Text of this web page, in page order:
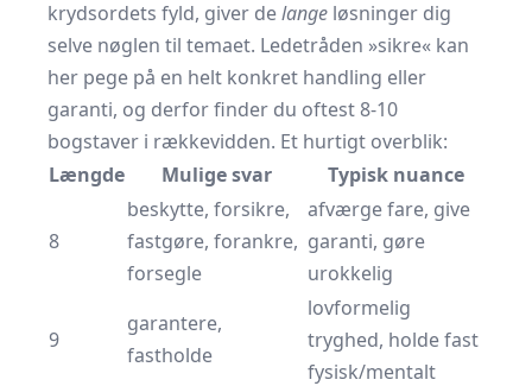
krydsordets fyld, giver delange løsninger dig
selve nøglen til temaet. Ledetråden »sikre« kan
her pege på en helt konkret handling eller
garanti, og derfor finder du oftest 8-10
bogstaver i rækkevidden. Et hurtigt overblik:
Længde
Mulige svar Typisk nuance
8
beskytte, forsikre,
fastgøre, forankre,
forsegle
afværge fare, give
garanti, gøre
urokkelig
9
garantere,
fastholde
lovformelig
tryghed, holde fast
fysisk/mentalt